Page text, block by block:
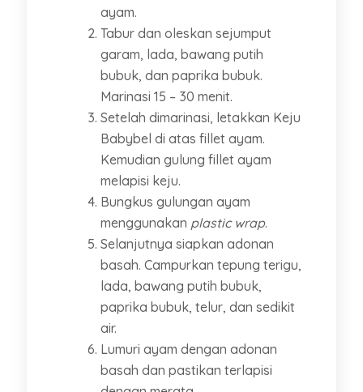
ayam.
Tabur dan oleskan sejumput
garam, lada, bawang putih
bubuk, dan paprika bubuk.
Marinasi 15 – 30 menit.
Setelah dimarinasi, letakkan Keju
Babybel di atas fillet ayam.
Kemudian gulung fillet ayam
melapisi keju.
Bungkus gulungan ayam
menggunakan plastic wrap.
Selanjutnya siapkan adonan
basah. Campurkan tepung terigu,
lada, bawang putih bubuk,
paprika bubuk, telur, dan sedikit
air.
Lumuri ayam dengan adonan
basah dan pastikan terlapisi